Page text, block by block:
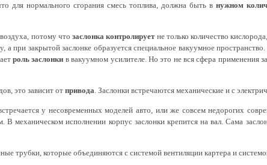
для нормального сгорания смесь топлива, должна быть в нужном
потому чтозаслонка контролируетне только количество
а при закрытой заслонке образуется специальное вакуумное
роль заслонки в вакуумном усилителе. Но это не вся сфера применения
это зависит от привода. Заслонки встречаются механические и с
у несовременных моделей авто, или же совсем недорогих
механическом исполнении корпус заслонки крепится на вал. Сама
трубки, которые объединяются с системой вентиляции картера и